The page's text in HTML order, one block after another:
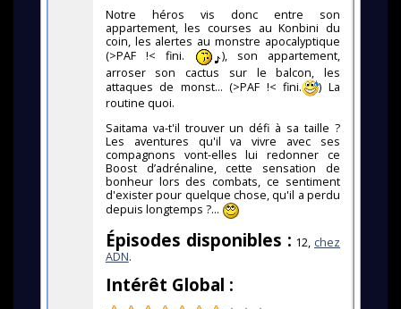
Notre héros vis donc entre son
appartement, les courses au Konbini du
coin, les alertes au monstre apocalyptique
(>PAF !< fini.
), son appartement,
arroser son cactus sur le balcon, les
attaques de monst... (>PAF !< fini.
) La
routine quoi.
Saitama va-t'il trouver un défi à sa taille ?
Les aventures qu'il va vivre avec ses
compagnons vont-elles lui redonner ce
Boost d’adrénaline, cette sensation de
bonheur lors des combats, ce sentiment
d'exister pour quelque chose, qu'il a perdu
depuis longtemps ?...
Épisodes disponibles : 12, chez
ADN.
Intérêt Global :